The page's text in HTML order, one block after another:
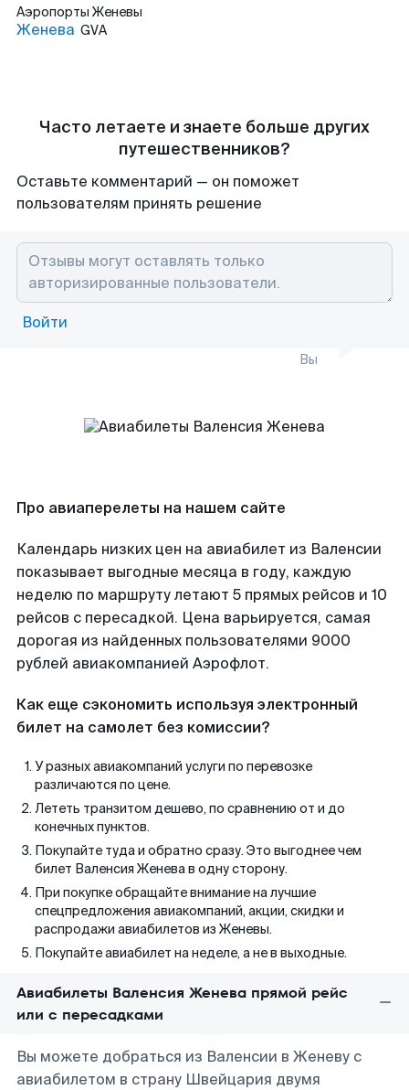
Аэропорты Женевы
Женева GVA
Часто летаете и знаете больше других
путешественников?
Оставьте комментарий — он поможет
пользователям принять решение
Войти
Вы
Про авиаперелеты на нашем сайте
Календарь низких цен на авиабилет из Валенсии
показывает выгодные месяца в году, каждую
неделю по маршруту летают 5 прямых рейсов и 10
рейсов с пересадкой. Цена варьируется, самая
дорогая из найденных пользователями 9000
рублей авиакомпанией Аэрофлот.
Как еще сэкономить используя электронный
билет на самолет без комиссии?
У разных авиакомпаний услуги по перевозке
различаются по цене.
Лететь транзитом дешево, по сравнению от и до
конечных пунктов.
Покупайте туда и обратно сразу. Это выгоднее чем
билет Валенсия Женева в одну сторону.
При покупке обращайте внимание на лучшие
спецпредложения авиакомпаний, акции, скидки и
распродажи авиабилетов из Женевы.
Покупайте авиабилет на неделе, а не в выходные.
Авиабилеты Валенсия Женева прямой рейс
или с пересадками
Вы можете добраться из Валенсии в Женеву с
авиабилетом в страну Швейцария двумя